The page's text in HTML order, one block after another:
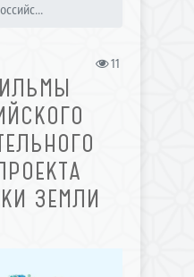
11
ЗЕМЛИ